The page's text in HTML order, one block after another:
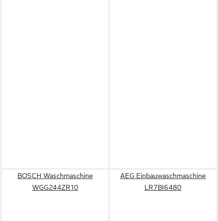
BOSCH Waschmaschine
WGG244ZR10
AEG Einbauwaschmaschine
LR7BI6480